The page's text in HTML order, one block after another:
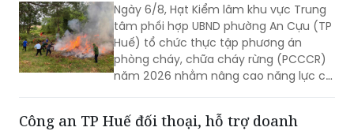
Ngày 6/8, Hạt Kiểm lâm khu vực Trung
tâm phối hợp UBND phường An Cựu (TP
Huế) tổ chức thực tập phương án
phòng cháy, chữa cháy rừng (PCCCR)
năm 2026 nhằm nâng cao năng lực chỉ
Công an TP Huế đối thoại, hỗ trợ doanh